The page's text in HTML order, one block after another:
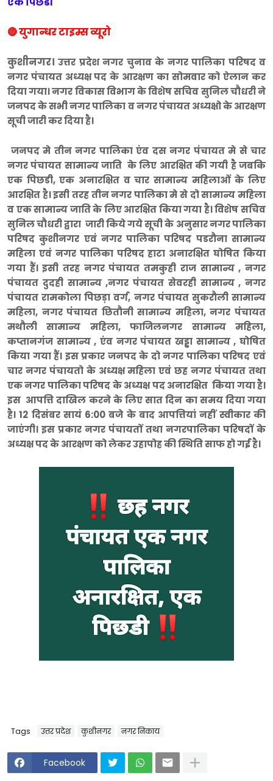
🔴 युगान्धर टाइम्स व्यूरो
कुशीनगर। उत्तर प्रदेश नगर चुनाव के नगर पालिका परिषद व
नगर पंचायत अध्यक्ष पद के आरक्षण का सोमवार को ऐलान कर
दिया गया। नगर विकास विभाग के विशेष सचिव सुनिल चौधरी ने
जनपद के सभी नगर पालिका व नगर पंचायत अध्यक्षो के आरक्षण
सूची जारी कर दिया है।
जनपद मे तीन नगर पालिका एंव दस नगर पंचायत मे से चार
नगर पंचायत सामान्य जाति के लिए आरक्षित की गयी है जबकि
एक पिछडी, एक अनारक्षित व चार सामान्य महिलाओं के लिए
आरक्षित है। इसी तरह तीन नगर पालिका मे से दो सामान्य महिला
व एक सामान्य जाति के लिए आरक्षित किया गया है। विशेष सचिव
सुनिल चौधरी द्वारा जारी किये गये सूची के अनुसार नगर पालिका
परिषद कुशीनगर एवं नगर पालिका परिषद पडरौना सामान्य
महिला एवं नगर पालिका परिषद हाटा अनारक्षित घोषित किया
गया हैं। इसी तरह नगर पंचायत तमकुही राज सामान्य , नगर
पंचायत दुदही सामान्य ,नगर पंचायत सेवरही सामान्य , नगर
पंचायत रामकोला पिछड़ा वर्ग, नगर पंचायत सुकरौली सामान्य
महिला, नगर पंचायत छितौनी सामान्य महिला, नगर पंचायत
मथौली सामान्य महिला, फाजिलनगर सामान्य महिला,
कप्तानगंज सामान्य , एंव नगर पंचायत खड्डा सामान्य , घोषित
किया गया हैं। इस प्रकार जनपद के दो नगर पालिका परिषद एवं
चार नगर पंचायतो के अध्यक्ष महिला एवं छह नगर पंचायत तथा
एक नगर पालिका परिषद के अध्यक्ष पद अनारक्षित किया गया है।
इस आपत्ति दाखिल करने के लिए सात दिन का समय दिया गया
है। 12 दिसंबर सायं 6:00 बजे के बाद आपत्तियां नहीं स्वीकार की
जाएंगी। इस प्रकार नगर पंचायतों तथा नगरपालिका परिषदों के
अध्यक्ष पद के आरक्षण को लेकर उहापोह की स्थिति साफ हो गई है।
Tags उत्तर प्रदेश कुशीनगर नगर निकाय
Facebook